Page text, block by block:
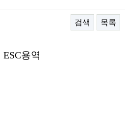
검색 목록
용역